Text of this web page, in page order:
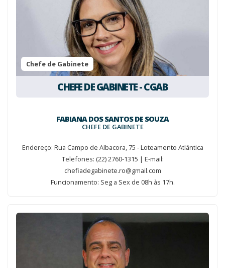
Chefe de Gabinete
CHEFE DE GABINETE - CGAB
FABIANA DOS SANTOS DE SOUZA
CHEFE DE GABINETE
Endereço: Rua Campo de Albacora, 75 - Loteamento Atlântica
Telefones: (22) 2760-1315 | E-mail:
chefiadegabinete.ro@gmail.com
Funcionamento: Seg a Sex de 08h às 17h.